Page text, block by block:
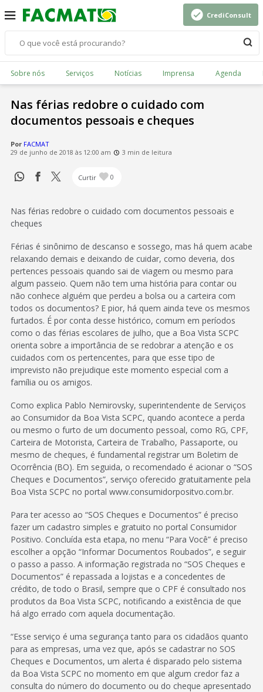
CrediConsult
Sobre nós Serviços Notícias Imprensa Agenda
Nas férias redobre o cuidado com
documentos pessoais e cheques
Por FACMAT
29 de junho de 2018 às 12:00 am
3 min de leitura
Curtir 0
Nas férias redobre o cuidado com documentos pessoais e
cheques
Férias é sinônimo de descanso e sossego, mas há quem acabe
relaxando demais e deixando de cuidar, como deveria, dos
pertences pessoais quando sai de viagem ou mesmo para
algum passeio. Quem não tem uma história para contar ou
não conhece alguém que perdeu a bolsa ou a carteira com
todos os documentos? E pior, há quem ainda teve os mesmos
furtados. É por conta desse histórico, comum em períodos
como o das férias escolares de julho, que a Boa Vista SCPC
orienta sobre a importância de se redobrar a atenção e os
cuidados com os pertencentes, para que esse tipo de
imprevisto não prejudique este momento especial com a
família ou os amigos.
Como explica Pablo Nemirovsky, superintendente de Serviços
ao Consumidor da Boa Vista SCPC, quando acontece a perda
ou mesmo o furto de um documento pessoal, como RG, CPF,
Carteira de Motorista, Carteira de Trabalho, Passaporte, ou
mesmo de cheques, é fundamental registrar um Boletim de
Ocorrência (BO). Em seguida, o recomendado é acionar o “SOS
Cheques e Documentos”, serviço oferecido gratuitamente pela
Boa Vista SCPC no portal www.consumidorpositvo.com.br.
Para ter acesso ao “SOS Cheques e Documentos” é preciso
fazer um cadastro simples e gratuito no portal Consumidor
Positivo. Concluída esta etapa, no menu “Para Você” é preciso
escolher a opção “Informar Documentos Roubados”, e seguir
o passo a passo. A informação registrada no “SOS Cheques e
Documentos” é repassada a lojistas e a concedentes de
crédito, de todo o Brasil, sempre que o CPF é consultado nos
produtos da Boa Vista SCPC, notificando a existência de que
há algo errado com aquela documentação.
“Esse serviço é uma segurança tanto para os cidadãos quanto
para as empresas, uma vez que, após se cadastrar no SOS
Cheques e Documentos, um alerta é disparado pelo sistema
da Boa Vista SCPC no momento em que algum credor faz a
consulta do número do documento ou do cheque apresentado